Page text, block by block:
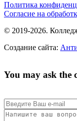
Политика
Согласие на
© 2019-2026.
Создание сайта:
You may ask the